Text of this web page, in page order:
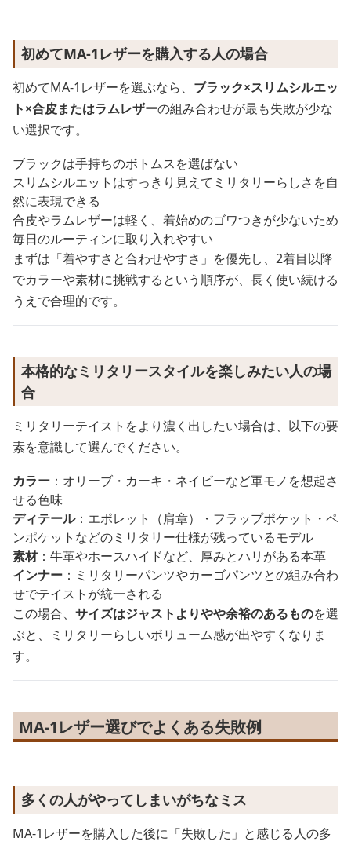
初めてMA-1レザーを購入する人の場合
初めてMA-1レザーを選ぶなら、 ブラック×スリムシルエッ
ト×合皮またはラムレザーの組み合わせが最も失敗が少な
い選択です。
ブラックは手持ちのボトムスを選ばない
スリムシルエットはすっきり見えてミリタリーらしさを自
然に表現できる
合皮やラムレザーは軽く、着始めのゴワつきが少ないため
毎日のルーティンに取り入れやすい
まずは「着やすさと合わせやすさ」を優先し、2着目以降
でカラーや素材に挑戦するという順序が、長く使い続ける
うえで合理的です。
本格的なミリタリースタイルを楽しみたい人の場
合
ミリタリーテイストをより濃く出したい場合は、以下の要
素を意識して選んでください。
カラー ：オリーブ・カーキ・ネイビーなど軍モノを想起さ
せる色味
ディテール：エポレット（肩章）・フラップポケット・ペ
ンポケットなどのミリタリー仕様が残っているモデル
素材：牛革やホースハイドなど、厚みとハリがある本革
インナー ：ミリタリーパンツやカーゴパンツとの組み合わ
せでテイストが統一される
この場合、 サイズはジャストよりやや余裕のあるものを選
ぶと、ミリタリーらしいボリューム感が出やすくなりま
す。
MA-1レザー選びでよくある失敗例
多くの人がやってしまいがちなミス
MA-1レザーを購入した後に「失敗した」と感じる人の多